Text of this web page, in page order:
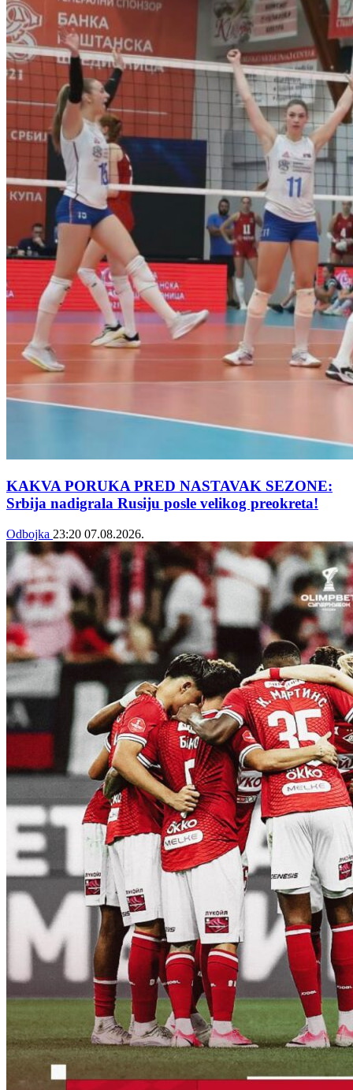
KAKVA PORUKA PRED NASTAVAK SEZONE:
Srbija nadigrala Rusiju posle velikog preokreta!
Odbojka 23:20 07.08.2026.